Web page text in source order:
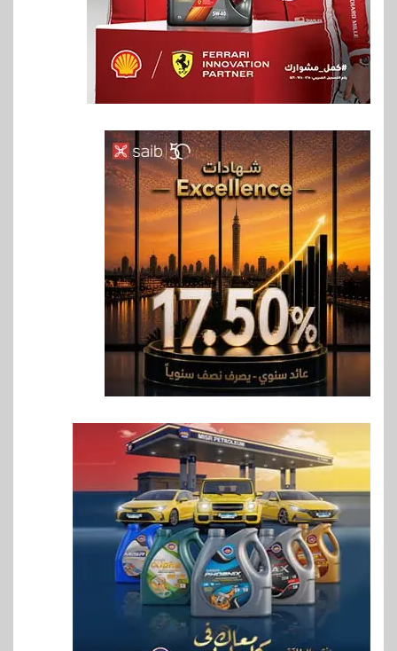
6
بنوك
بنك QNB مصر يعزز جاهزية
المشروعات الصغيرة والمتوسطة
للنمو والتوسع
7 اخبار
فيكسد مصر و”حلول” تتشاركان
في تطوير أول منصة للسياحة
الصحية في مصر والشرق الأوسط
وأفريقيا Tour4Cure
8
سوق وصلة
هواوي: هاتف nova 15
Max بطارية ضخمة وتصميم متين
جهازًا مثاليًا للشباب
9 اقتصاد
إي اف چي فاينانس تستعرض
خطط نمو «بلد» لتعزيز حضورها
في سوق تحويلات المصريين
بالخارج